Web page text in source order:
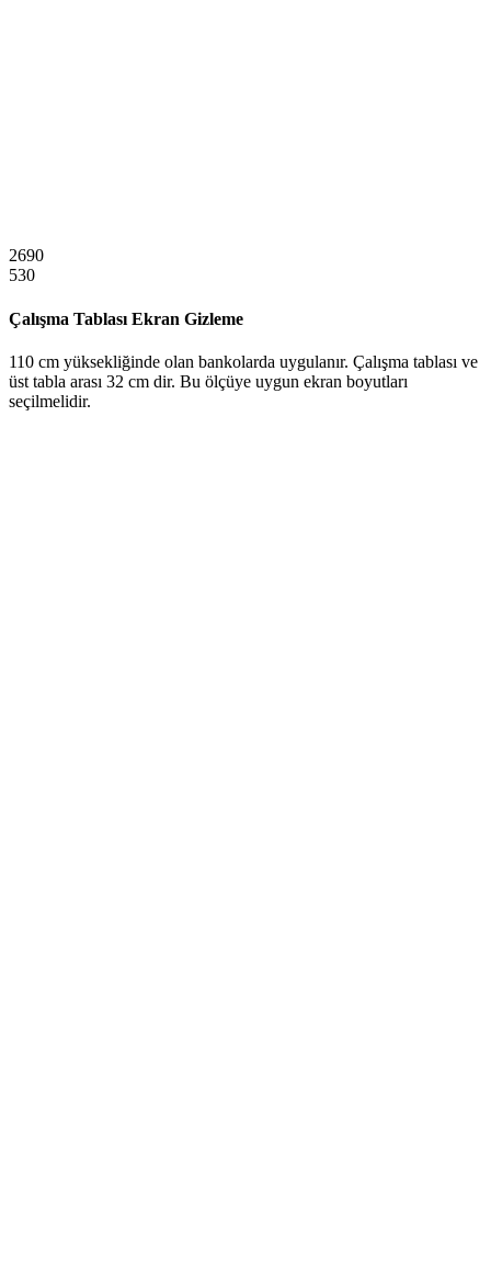
2690
530
Çalışma Tablası Ekran Gizleme
110 cm yüksekliğinde olan bankolarda uygulanır. Çalışma tablası ve
üst tabla arası 32 cm dir. Bu ölçüye uygun ekran boyutları
seçilmelidir.